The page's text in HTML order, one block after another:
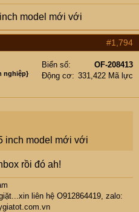
model mới với
#1,794
nghiệp}
Biển số
OF-208413
Động cơ
331,422 Mã lực
inch model mới với
rồi đó ah!
liên hệ O912864419, zalo: